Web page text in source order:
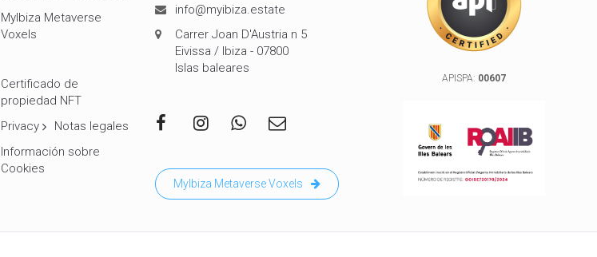
MyIbiza Metaverse
Voxels
Certificado de
propiedad NFT
Privacy
Notas legales
Información sobre
Cookies
info@myibiza.estate
Carrer Joan D'Austria n 5
Eivissa / Ibiza - 07800
Islas baleares
MyIbiza Metaverse Voxels
APISPA: 00607